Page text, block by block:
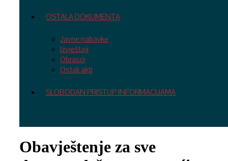
OSTALA DOKUMENTA
Javne nabavke
Izvještaji
Obrasci
Ostali akti
SLOBODAN PRISTUP INFORMACIJAMA
Obavještenje za sve